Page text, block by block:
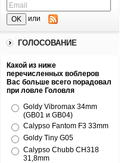
или
ГОЛОСОВАНИЕ
Какой из ниже
перечисленных воблеров
Вас больше всего порадовал
при ловле Головля
Goldy Vibromax 34mm
(GB01 и GB04)
Calypso Fantom F3 33mm
Goldy Tiny G05
Calypso Chubb CH318
31,8mm